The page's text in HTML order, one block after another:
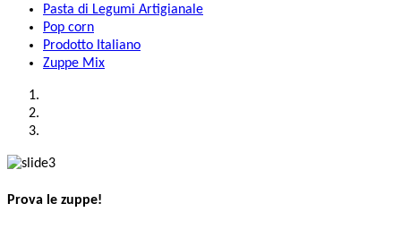
Pasta di Legumi Artigianale
Pop corn
Prodotto Italiano
Zuppe Mix
Prova le zuppe!